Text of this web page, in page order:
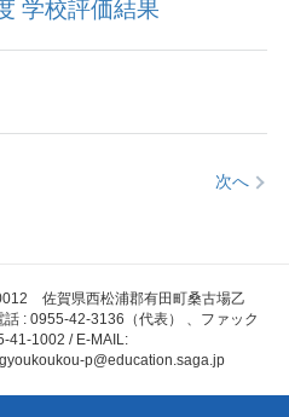
学校評価結果
次へ
佐賀県西松浦郡有田町桑古場乙
話 : 0955-42-3136（代表） 、ファック
41-1002 / E-MAIL:
p@education.saga.jp